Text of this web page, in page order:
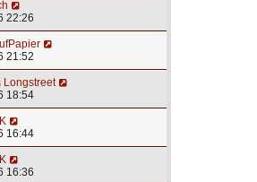
22:26
21:52
Longstreet
18:54
16:44
16:36